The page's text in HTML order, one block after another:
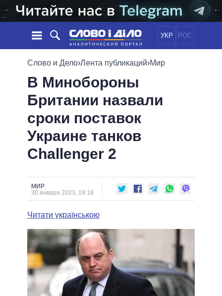
УКР РОС
НОВОСТИ
ЛЕНТА
СОБЫТИЯ
СТАТЬИ
МНЕНИЯ
ОБЗОРЫ
ДАЙДЖЕСТЫ
ПОЛИТИКА
ЭКОНОМИКА
ОБЩЕСТВО
ОБЕЩАНИЯ
ПОЛИТИКИ
ВСЕ ПОЛИТИКИ
ПРЕЗИДЕНТ И ОФИС
ВЕРХОВНАЯ РАДА
ГЛАВЫ ОБЛАДМИНИСТРАЦИЙ
МЭРЫ
ВСЕ ПЕРСОНЫ
ВИДЕО
СРАВНЕНИЕ ПОЛИТИКОВ
Слово и Дело›Лента публикаций›Мир
В Минобороны
Британии назвали
сроки поставок
Украине танков
Challenger 2
МИР
30 января 2023, 19:18
Читати українською